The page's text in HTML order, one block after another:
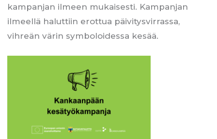
kampanjan ilmeen mukaisesti. Kampanjan
ilmeellä haluttiin erottua päivitysvirrassa,
vihreän värin symboloidessa kesää.